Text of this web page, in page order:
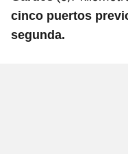
cinco puertos
segunda.